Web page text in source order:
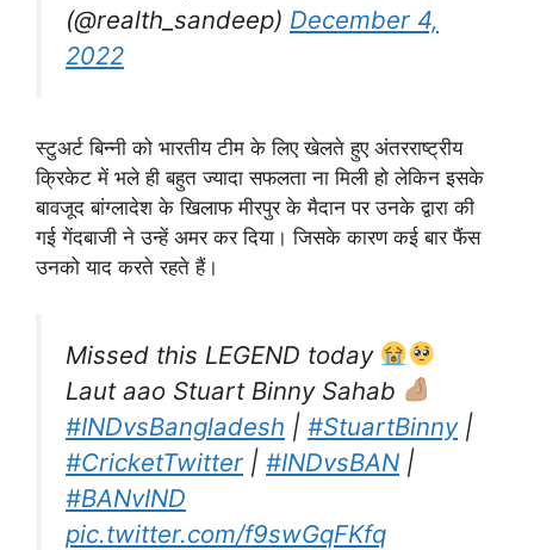
(@realth_sandeep) December 4,
2022
स्टुअर्ट बिन्नी को भारतीय टीम के लिए खेलते हुए अंतरराष्ट्रीय
क्रिकेट में भले ही बहुत ज्यादा सफलता ना मिली हो लेकिन इसके
बावजूद बांग्लादेश के खिलाफ मीरपुर के मैदान पर उनके द्वारा की
गई गेंदबाजी ने उन्हें अमर कर दिया। जिसके कारण कई बार फैंस
उनको याद करते रहते हैं।
Missed this LEGEND today
Laut aao Stuart Binny Sahab
#INDvsBangladesh | #StuartBinny|
#CricketTwitter | #INDvsBAN |
#BANvIND
pic.twitter.com/f9swGqFKfq